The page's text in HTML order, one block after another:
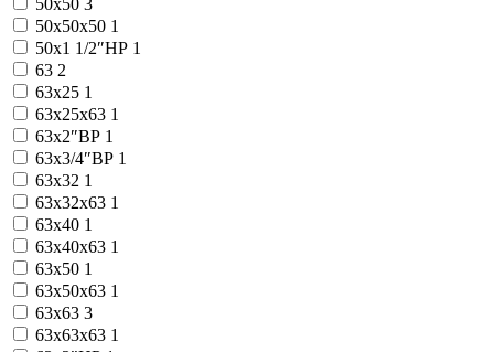
50x50 3
50x50x50 1
50х1 1/2″НР 1
63 2
63x25 1
63x25x63 1
63x2″ВР 1
63x3/4″ВР 1
63x32 1
63x32x63 1
63x40 1
63x40x63 1
63x50 1
63x50x63 1
63x63 3
63x63x63 1